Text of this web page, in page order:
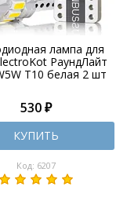
лампа для
РаундЛайт
T10 белая 2 шт
530 ₽
КУПИТЬ
Код: 6207